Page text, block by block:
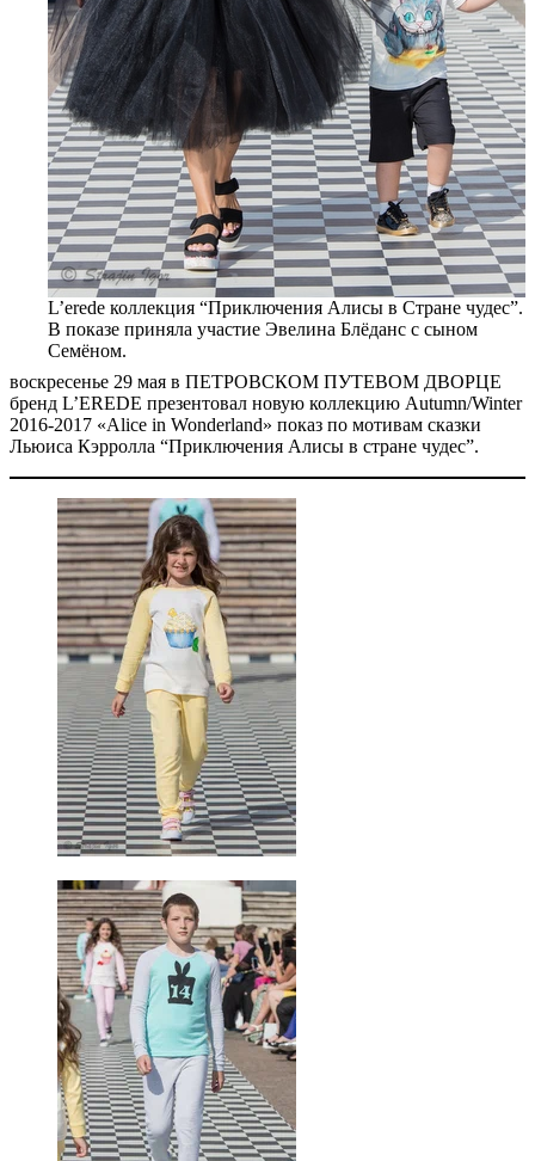
L’erede коллекция “Приключения Алисы в Стране чудес”.
В показе приняла участие Эвелина Блёданс с сыном
Семёном.
воскресенье 29 мая в ПЕТРОВСКОМ ПУТЕВОМ ДВОРЦЕ
бренд L’EREDE презентовал новую коллекцию Autumn/Winter
2016-2017 «Alice in Wonderland» показ по мотивам сказки
Льюиса Кэрролла “Приключения Алисы в стране чудес”.